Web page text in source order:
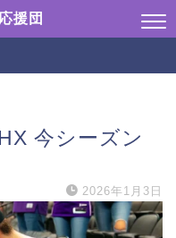
援団
今シーズン
2026年1月3日